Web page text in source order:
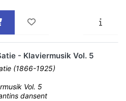
- Klaviermusik Vol. 5
(1866-1925)
Vol. 5
dansent